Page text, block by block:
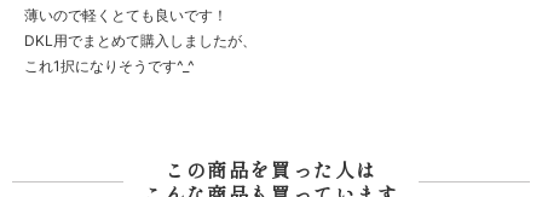
薄いので軽くとても良いです！
DKL用でまとめて購入しましたが、
これ1択になりそうです^_^
この商品を買った人は